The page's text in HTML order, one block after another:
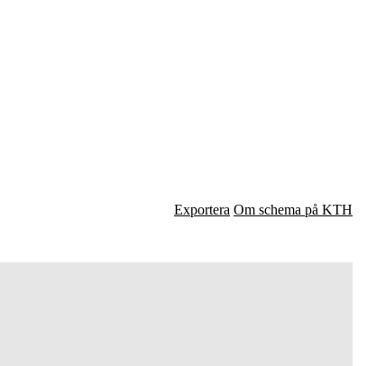
Exportera Om schema på KTH